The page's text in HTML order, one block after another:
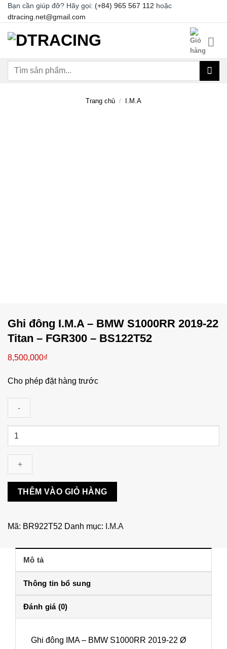
Chuyển
đến
nội
dung
Bạn cần giúp đỡ? Hãy gọi: (+84) 965 567 112 hoặc
dtracing.net@gmail.com
Tìm
Trang chủ / I.M.A
Ghi đông I.M.A – BMW S1000RR 2019-22
Titan – FGR300 – BS122T52
8,500,000₫
Cho phép đặt hàng trước
Ghi
I.M.A
S1000RR
2019-
Titan
FGR300
BS122T52
lượng
THÊM VÀO GIỎ HÀNG
Mã: BR922T52 Danh mục: I.M.A
Mô tả
Thông tin bổ sung
Đánh giá (0)
Ghi đông IMA – BMW S1000RR 2019-22 Ø